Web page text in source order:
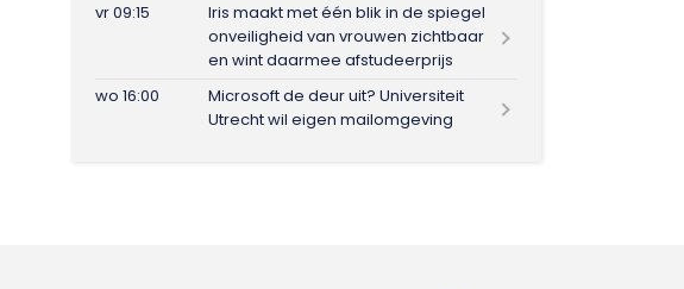
vr 09:15
Iris maakt met één blik in de spiegel
onveiligheid van vrouwen zichtbaar
en wint daarmee afstudeerprijs
wo 16:00
Microsoft de deur uit? Universiteit
Utrecht wil eigen mailomgeving